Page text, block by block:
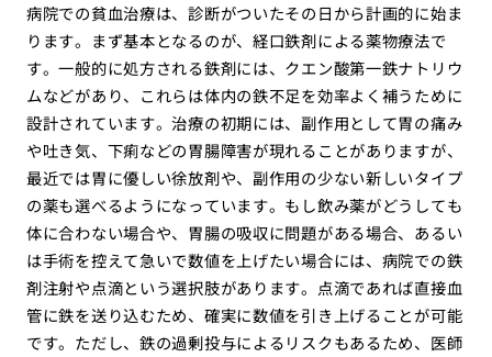
病院での貧血治療は、診断がついたその日から計画的に始ま
ります。まず基本となるのが、経口鉄剤による薬物療法で
す。一般的に処方される鉄剤には、クエン酸第一鉄ナトリウ
ムなどがあり、これらは体内の鉄不足を効率よく補うために
設計されています。治療の初期には、副作用として胃の痛み
や吐き気、下痢などの胃腸障害が現れることがありますが、
最近では胃に優しい徐放剤や、副作用の少ない新しいタイプ
の薬も選べるようになっています。もし飲み薬がどうしても
体に合わない場合や、胃腸の吸収に問題がある場合、あるい
は手術を控えて急いで数値を上げたい場合には、病院での鉄
剤注射や点滴という選択肢があります。点滴であれば直接血
管に鉄を送り込むため、確実に数値を引き上げることが可能
です。ただし、鉄の過剰投与によるリスクもあるため、医師